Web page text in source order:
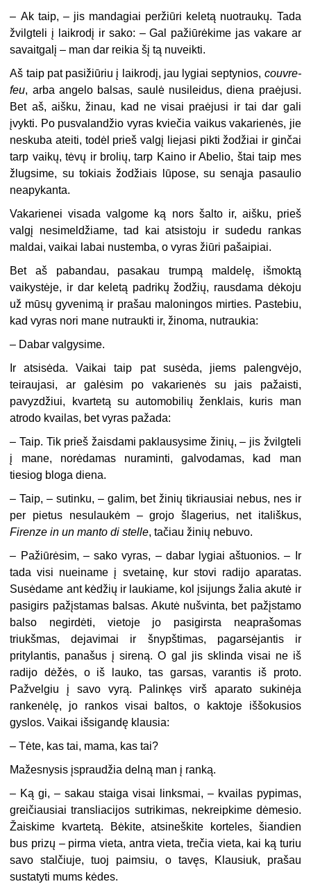
– Ak taip, – jis mandagiai peržiūri keletą nuotraukų. Tada
žvilgteli į laikrodį ir sako: – Gal pažiūrėkime jas vakare ar
savaitgalį – man dar reikia šį tą nuveikti.
Aš taip pat pasižiūriu į laikrodį, jau lygiai septynios, couvre-
feu, arba angelo balsas, saulė nusileidus, diena praėjusi.
Bet aš, aišku, žinau, kad ne visai praėjusi ir tai dar gali
įvykti. Po pusvalandžio vyras kviečia vaikus vakarienės, jie
neskuba ateiti, todėl prieš valgį liejasi pikti žodžiai ir ginčai
tarp vaikų, tėvų ir brolių, tarp Kaino ir Abelio, štai taip mes
žlugsime, su tokiais žodžiais lūpose, su senąja pasaulio
neapykanta.
Vakarienei visada valgome ką nors šalto ir, aišku, prieš
valgį nesimeldžiame, tad kai atsistoju ir sudedu rankas
maldai, vaikai labai nustemba, o vyras žiūri pašaipiai.
Bet aš pabandau, pasakau trumpą maldelę, išmoktą
vaikystėje, ir dar keletą padrikų žodžių, rausdama dėkoju
už mūsų gyvenimą ir prašau maloningos mirties. Pastebiu,
kad vyras nori mane nutraukti ir, žinoma, nutraukia:
– Dabar valgysime.
Ir atsisėda. Vaikai taip pat susėda, jiems palengvėjo,
teiraujasi, ar galėsim po vakarienės su jais pažaisti,
pavyzdžiui, kvartetą su automobilių ženklais, kuris man
atrodo kvailas, bet vyras pažada:
–Taip. Tik prieš žaisdami paklausysime žinių, – jis žvilgteli
į mane, norėdamas nuraminti, galvodamas, kad man
tiesiog bloga diena.
–Taip, – sutinku, – galim, bet žinių tikriausiai nebus, nes ir
per pietus nesulaukėm – grojo šlagerius, net itališkus,
Firenze in un manto di stelle, tačiau žinių nebuvo.
– Pažiūrėsim, – sako vyras, – dabar lygiai aštuonios. – Ir
tada visi nueiname į svetainę, kur stovi radijo aparatas.
Susėdame ant kėdžių ir laukiame, kol įsijungs žalia akutė ir
pasigirs pažįstamas balsas. Akutė nušvinta, bet pažįstamo
balso negirdėti, vietoje jo pasigirsta neaprašomas
triukšmas, dejavimai ir šnypštimas, pagarsėjantis ir
pritylantis, panašus į sireną. O gal jis sklinda visai ne iš
radijo dėžės, o iš lauko, tas garsas, varantis iš proto.
Pažvelgiu į savo vyrą. Palinkęs virš aparato sukinėja
rankenėlę, jo rankos visai baltos, o kaktoje iššokusios
gyslos. Vaikai išsigandę klausia:
–Tėte, kas tai, mama, kas tai?
Mažesnysis įspraudžia delną man į ranką.
– Ką gi, – sakau staiga visai linksmai, – kvailas pypimas,
greičiausiai transliacijos sutrikimas, nekreipkime dėmesio.
Žaiskime kvartetą. Bėkite, atsineškite korteles, šiandien
bus prizų – pirma vieta, antra vieta, trečia vieta, kai ką turiu
savo stalčiuje, tuoj paimsiu, o tavęs, Klausiuk, prašau
sustatyti mums kėdes.